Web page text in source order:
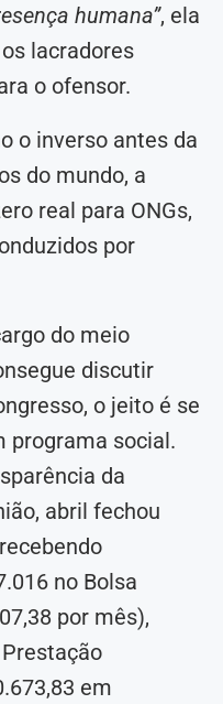
humana”, ela
lacradores
o ofensor.
o inverso antes da
do mundo, a
real para ONGs,
por
do meio
discutir
o jeito é se
programa social.
da
abril fechou
no Bolsa
por mês),
em